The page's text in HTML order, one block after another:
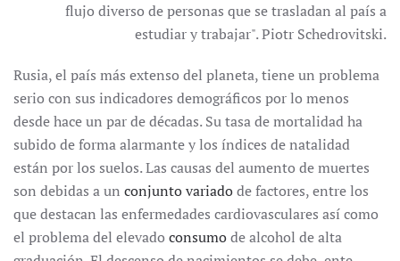
flujo diverso de personas que se trasladan al país a
estudiar y trabajar". Piotr Schedrovitski.
Rusia, el país más extenso del planeta, tiene un problema
serio con sus indicadores demográficos por lo menos
desde hace un par de décadas. Su tasa de mortalidad ha
subido de forma alarmante y los índices de natalidad
están por los suelos. Las causas del aumento de muertes
son debidas a un conjunto variadode factores, entre los
que destacan las enfermedades cardiovasculares así como
el problema del elevado consumode alcohol de alta